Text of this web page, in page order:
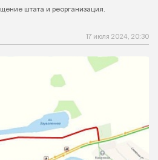
штата и реорганизация.
17 июля 2024, 20:30